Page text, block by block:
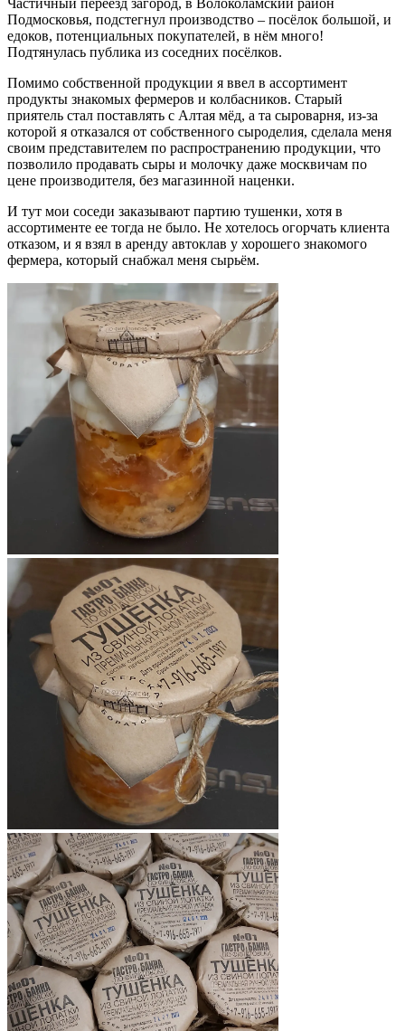
Подмосковья, подстегнул производство – посёлок большой, и
едоков, потенциальных покупателей, в нём много!
Подтянулась публика из соседних посёлков.
Помимо собственной продукции я ввел в ассортимент
продукты знакомых фермеров и колбасников. Старый
приятель стал поставлять с Алтая мёд, а та сыроварня, из-за
которой я отказался от собственного сыроделия, сделала меня
своим представителем по распространению продукции, что
позволило продавать сыры и молочку даже москвичам по
цене производителя, без магазинной наценки.
И тут мои соседи заказывают партию тушенки, хотя в
ассортименте ее тогда не было. Не хотелось огорчать клиента
отказом, и я взял в аренду автоклав у хорошего знакомого
фермера, который снабжал меня сырьём.